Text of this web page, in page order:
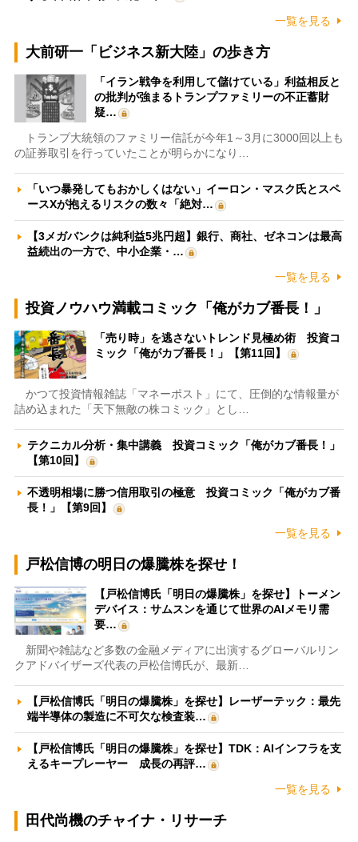
一覧を見る
大前研一「ビジネス新大陸」の歩き方
「イラン戦争を利用して儲けている」利益相反と
の批判が強まるトランプファミリーの不正蓄財
疑…
トランプ大統領のファミリー信託が今年1～3月に3000回以上も
の証券取引を行っていたことが明らかになり…
「いつ暴発してもおかしくはない」イーロン・マスク氏とスペ
ースXが抱えるリスクの数々「絶対…
【3メガバンクは純利益5兆円超】銀行、商社、ゼネコンは最高
益続出の一方で、中小企業・…
一覧を見る
投資ノウハウ満載コミック「俺がカブ番長！」
「売り時」を逃さないトレンド見極め術 投資コ
ミック「俺がカブ番長！」【第11回】
かつて投資情報雑誌「マネーポスト」にて、圧倒的な情報量が
詰め込まれた「天下無敵の株コミック」とし…
テクニカル分析・集中講義 投資コミック「俺がカブ番長！」
【第10回】
不透明相場に勝つ信用取引の極意 投資コミック「俺がカブ番
長！」【第9回】
一覧を見る
戸松信博の明日の爆騰株を探せ！
【戸松信博氏「明日の爆騰株」を探せ】トーメン
デバイス：サムスンを通じて世界のAIメモリ需
要…
新聞や雑誌など多数の金融メディアに出演するグローバルリン
クアドバイザーズ代表の戸松信博氏が、最新…
【戸松信博氏「明日の爆騰株」を探せ】レーザーテック：最先
端半導体の製造に不可欠な検査装…
【戸松信博氏「明日の爆騰株」を探せ】TDK：AIインフラを支
えるキープレーヤー 成長の再評…
一覧を見る
田代尚機のチャイナ・リサーチ